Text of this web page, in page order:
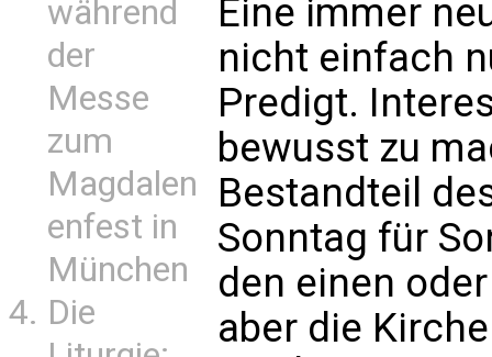
während
der
Messe
zum
Magdalen
enfest in
München
Die
Eine immer
nicht einfach
Predigt.
bewusst zu
Bestandteil
Sonntag für
den einen
aber die